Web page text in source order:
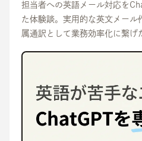
担当者への英語メール対応を
た体験談。実用的な英文メール
属通訳として業務効率化に繋げ